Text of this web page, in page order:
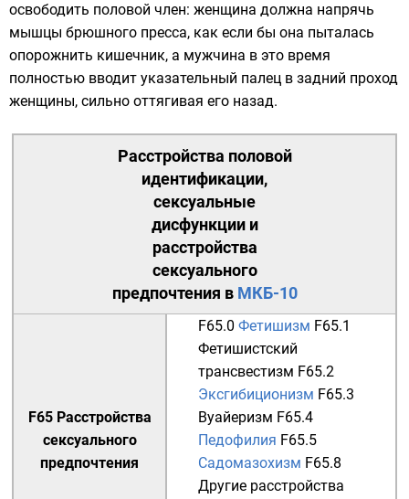
освободить половой член: женщина должна напрячь
мышцы брюшного пресса, как если бы она пыталась
опорожнить кишечник, а мужчина в это время
полностью вводит указательный палец в задний проход
женщины, сильно оттягивая его назад.
Расстройства половой
идентификации,
сексуальные
дисфункции и
расстройства
сексуального
предпочтения в МКБ-10
F65 Расстройства
сексуального
предпочтения
F65.0 Фетишизм F65.1
Фетишистский
трансвестизм F65.2
Эксгибиционизм F65.3
Вуайеризм F65.4
Педофилия F65.5
Садомазохизм F65.8
Другие расстройства